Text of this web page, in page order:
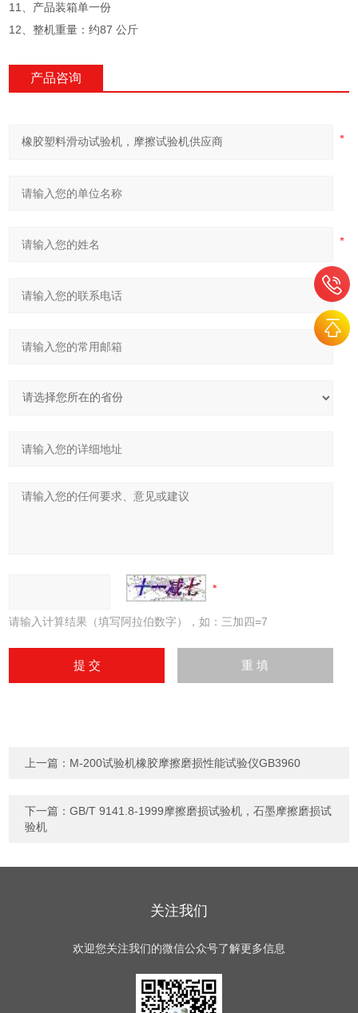
11、产品装箱单一份
12、整机重量：约87 公斤
产品咨询
请输入计算结果（填写阿拉伯数字），如：三加四=7
上一篇： M-200试验机橡胶摩擦磨损性能试验仪GB3960
下一篇：GB/T 9141.8-1999摩擦磨损试验机，石墨摩擦磨损试
验机
关注我们
欢迎您关注我们的微信公众号了解更多信息